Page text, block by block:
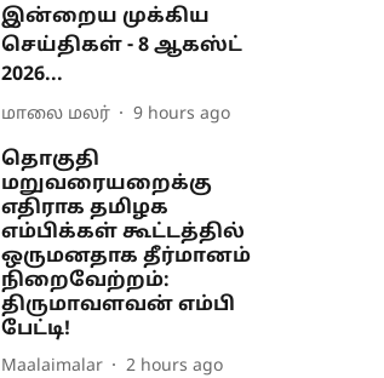
இன்றைய முக்கிய
செய்திகள் - 8 ஆகஸ்ட்
2026...
மாலை மலர் 9 hours ago
தொகுதி
மறுவரையறைக்கு
எதிராக தமிழக
எம்பிக்கள் கூட்டத்தில்
ஒருமனதாக தீர்மானம்
நிறைவேற்றம்:
திருமாவளவன் எம்பி
பேட்டி!
Maalaimalar 2 hours ago